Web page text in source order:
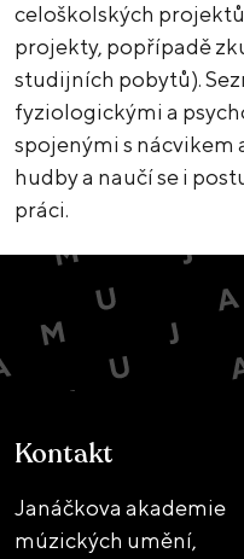
celoškolských
projekty, popřípadě
studijních pobytů).
fyziologickými a
spojenými s nácvikem
hudby a naučí se i
práci.
Kontakt
Janáčkova akademie
múzických umění,